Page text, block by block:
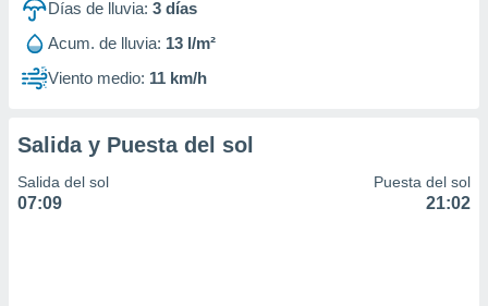
Días de lluvia: 3 días
Acum. de lluvia: 13 l/m²
Viento medio: 11 km/h
Salida y Puesta del sol
Salida del sol
07:09
Puesta del sol
21:02